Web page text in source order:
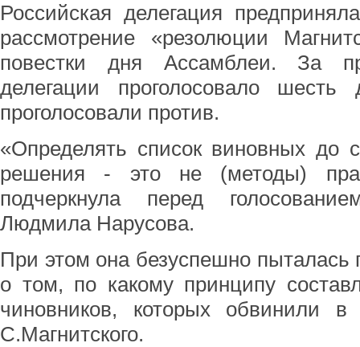
Российская делегация
рассмотрение «резолюции
повестки дня Ассамблеи. За
делегации проголосовало шесть
проголосовали против.
«Определять список виновных до
решения - это не (методы)
подчеркнула перед
Людмила Нарусова.
При этом она безуспешно пыталась
о том, по какому принципу
чиновников, которых обвинили в
С.Магнитского.